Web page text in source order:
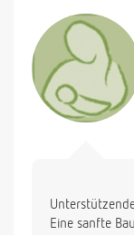
Eine sanfte